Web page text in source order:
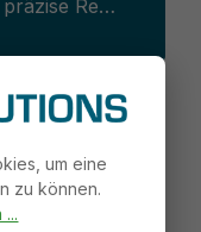
Re…
um eine
zu können.